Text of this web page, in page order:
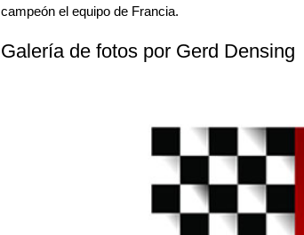
campeón el equipo de Francia.
Galería de fotos por Gerd Densing